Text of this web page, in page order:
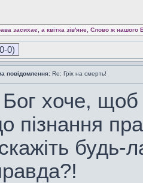
засихає, а квітка зів'яне, Слово ж нашого
0)
повідомлення: Re: Гріх на смерть!
Бог хоче,
пізнання
будь-